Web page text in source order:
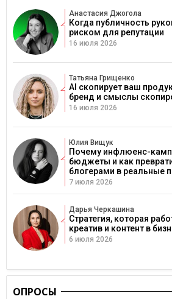
Анастасия Джогола
Когда публичность
риском для репутации
16 июля 2026
Татьяна Грищенко
AI скопирует ваш
бренд и смыслы
16 июля 2026
Юлия Вищук
Почему инфлюенс-
бюджеты и как
блогерами в реальные
7 июля 2026
Дарья Черкашина
Стратегия, которая
креатив и контент в
6 июля 2026
ОПРОСЫ